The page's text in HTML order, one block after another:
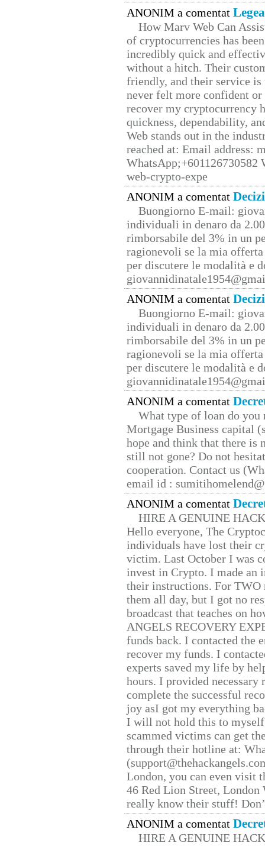
ANONIM a comentat
How Marv Web Can
of cryptocurrencies has
incredibly quick and
without a hitch. Their
friendly, and their service
never felt more confident
recover my cryptocurrency
quickness, dependability,
Web stands out in the
reached at: Email address:
web-crypto-expe
ANONIM a comentat
Buongiorno E-mail:
individuali in denaro da
rimborsabile del 3% in un
ragionevoli se la mia
per discutere le modalità e
ANONIM a comentat
Buongiorno E-mail:
individuali in denaro da
rimborsabile del 3% in un
ragionevoli se la mia
per discutere le modalità e
ANONIM a comentat
What type of loan do you
Mortgage Business capital
hope and think that there is
still not gone? Do not
cooperation. Contact us
email id :
ANONIM a comentat
HIRE A GENUINE
Hello everyone, The
individuals have lost their
victim. Last October I was
invest in Crypto. I made
their instructions. For TWO
them all day, but I got no
broadcast that teaches on
ANGELS RECOVERY
funds back. I contacted the
recover my funds. I
experts saved my life by
hours. I provided
complete the successful
joy asI got my everything
I will not hold this to
scammed victims can get
through their hotline at:
London, you can even visit
46 Red Lion Street, London
really know their stuff!
ANONIM a comentat
HIRE A GENUINE